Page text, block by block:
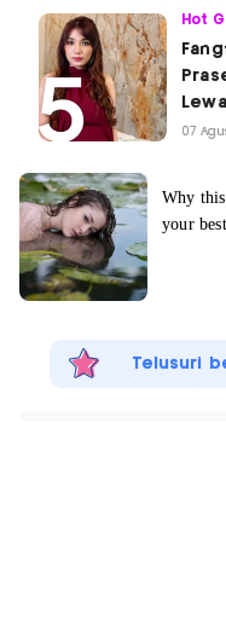
Hot
07
Telusuri